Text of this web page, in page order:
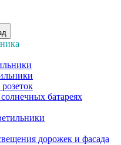
батареях